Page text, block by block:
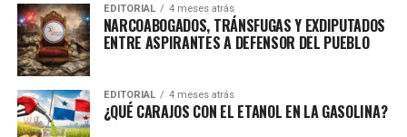
EDITORIAL 4 meses atrás
NARCOABOGADOS, TRÁNSFUGAS Y EXDIPUTADOS
ENTRE ASPIRANTES A DEFENSOR DEL PUEBLO
EDITORIAL 4 meses atrás
¿QUÉ CARAJOS CON EL ETANOL EN LA GASOLINA?